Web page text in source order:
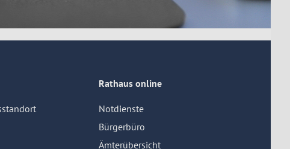
Rathaus online
Notdienste
Bürgerbüro
Ämterübersicht